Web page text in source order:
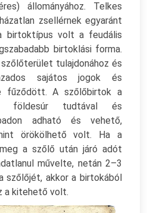
állományához. Telkes
zsellérnek egyaránt
birtoktípus volt a feudális
birtoklási forma.
tulajdonához és
sajátos jogok és
fűződött. A szőlőbirtok a
földesúr tudtával és
adható és vehető,
örökölhető volt. Ha a
a szőlő után járó adót
művelte, netán 2–3
szőlőjét, akkor a birtokából
a kitehető volt.